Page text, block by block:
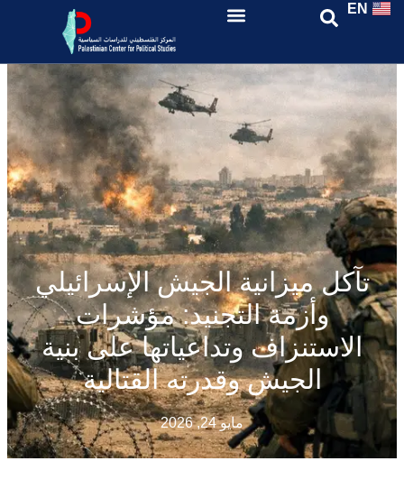
EN
تآكل ميزانية الجيش الإسرائيلي
وأزمة التجنيد: مؤشرات
الاستنزاف وتداعياتها على بنية
الجيش وقدرته القتالية
مايو 24, 2026